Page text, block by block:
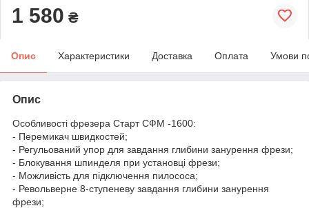
1 580 ₴
Опис Характеристики Доставка Оплата Умови
Опис
Особливості фрезера Старт СФМ -1600:
- Перемикач швидкостей;
- Регульований упор для завдання глибини занурення фрези;
- Блокування шпинделя при установці фрези;
- Можливість для підключення пилососа;
- Револьверне 8-ступеневу завдання глибини занурення
фрези;